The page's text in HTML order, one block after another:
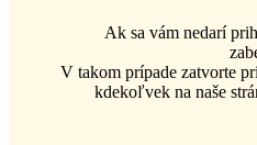
Ak sa vám nedarí
V takom prípade zatvorte
kdekoľvek na naše